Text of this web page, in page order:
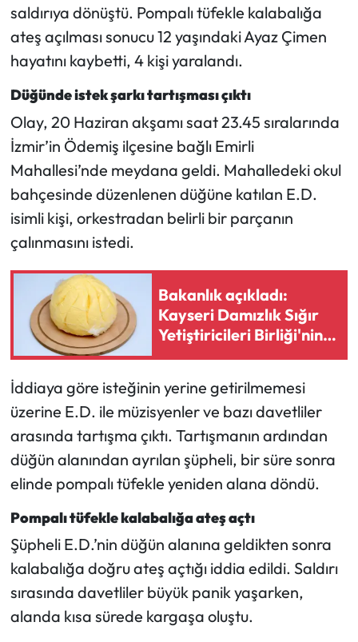
saldırıya dönüştü. Pompalı tüfekle kalabalığa
ateş açılması sonucu 12 yaşındaki Ayaz Çimen
hayatını kaybetti, 4 kişi yaralandı.
Düğünde istek şarkı tartışması çıktı
Olay, 20 Haziran akşamı saat 23.45 sıralarında
İzmir’in Ödemiş ilçesine bağlı Emirli
Mahallesi’nde meydana geldi. Mahalledeki okul
bahçesinde düzenlenen düğüne katılan E.D.
isimli kişi, orkestradan belirli bir parçanın
çalınmasını istedi.
Bakanlık açıkladı:
Kayseri Damızlık Sığır
Yetiştiricileri Birliği'nin
tereyağı taklit-tağşiş
İddiaya göre isteğinin yerine getirilmemesi
üzerine E.D. ile müzisyenler ve bazı davetliler
arasında tartışma çıktı. Tartışmanın ardından
düğün alanından ayrılan şüpheli, bir süre sonra
elinde pompalı tüfekle yeniden alana döndü.
Pompalı tüfekle kalabalığa ateş açtı
Şüpheli E.D.’nin düğün alanına geldikten sonra
kalabalığa doğru ateş açtığı iddia edildi. Saldırı
sırasında davetliler büyük panik yaşarken,
alanda kısa sürede kargaşa oluştu.
Magazin
Mecitözü Haberleri
Oğuzlar Haberleri
Ortaköy Haberleri
Osmancık Haberleri
Otomotiv
Resmi İlan
Resmi Reklam
Sağlık
Siyaset
Spor
Sungurlu Haberleri
Turizm
Uğurludağ Haberleri
Yaşam